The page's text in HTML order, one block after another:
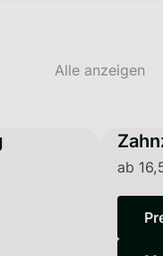
Alle anzeigen
ab